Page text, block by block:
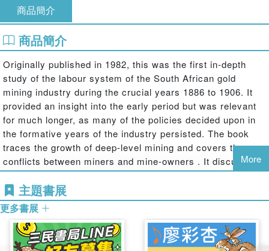
商品簡介
商品簡介
Originally published in 1982, this was the first in-depth
study of the labour system of the South African gold
mining industry during the crucial years 1886 to 1906. It
provided an insight into the early period but was relevant
for much longer, as many of the policies decided upon in
the formative years of the industry persisted. The book
traces the growth of deep-level mining and covers the
conflicts between miners and mine-owners . It discusses
the effects on the gold mining industry of the Anglo-Boer
War, and the role of the mine-owners in that conflict. It
also examines the role of Chinese labour as a strategy in
the defence of the labour structure and finally discusses
the origins of the racially discriminatory legislation which
characterized the Apartheid system.
More
主題書展
更多書展